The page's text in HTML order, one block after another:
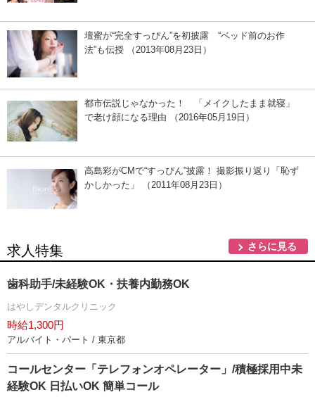
壇蜜が“完全すっぴん”を初披露 “ベッド前のお作
法”も伝授 （2013年08月23日）
都市伝説じゃなかった！ 「メイクしたまま就寝」
で老け顔になる理由 （2016年05月19日）
高島彩がCMで“すっぴん”披露！ 撮影振り返り「恥ず
かしかった」 （2011年08月23日）
求人特集 さらに見る
歯科助手/未経験OK・扶養内勤務OK
はやしデンタルクリニック
時給1,300円
アルバイト・パート / 東京都
コールセンター「テレフォンオペレーター」/積極採用中未
経験OK 日払いOK 簡単コール